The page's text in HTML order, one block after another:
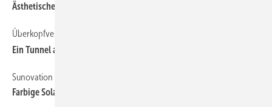
Ästheti sches Einlegesystem
Überkopfverglasung
Ei n Tunnel aus Licht
Sunovation
Farbige Solarmodule